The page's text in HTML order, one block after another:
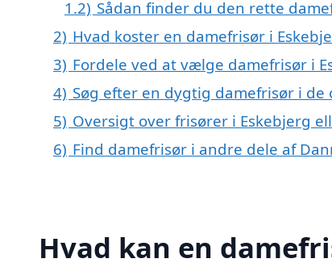
1.2) Sådan finder du den rette
2) Hvad koster en damefrisør i
3) Fordele ved at vælge damefrisør i
4) Søg efter en dygtig damefrisør i
5) Oversigt over frisører i Eskebjerg
6) Find damefrisør i andre dele af
Hvad kan en